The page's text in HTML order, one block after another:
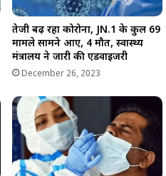
तेजी बढ़ रहा कोरोना, JN.1 के कुल 69
मामले सामने आए, 4 मौतें, स्वास्थ्य
मंत्रालय ने जारी की एडवाइजरी
December 26, 2023